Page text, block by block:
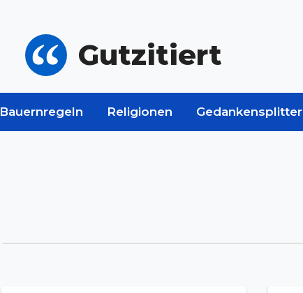
Gutzitiert
Bauernregeln Religionen Gedankensplitter